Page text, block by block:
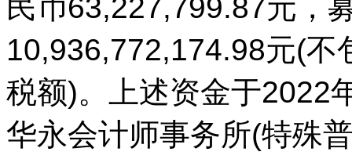
民币63,227,799.87元，
10,936,772,174.98元(不
税额)。上述资金于2022
华永会计师事务所(特殊